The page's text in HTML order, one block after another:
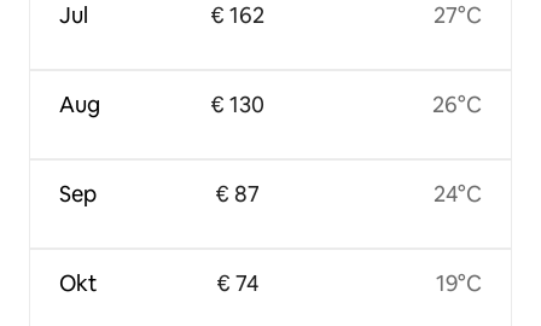
Jul
Aug
Sep
Okt
€ 162
€ 130
€ 87
€ 74
27°C
26°C
24°C
19°C